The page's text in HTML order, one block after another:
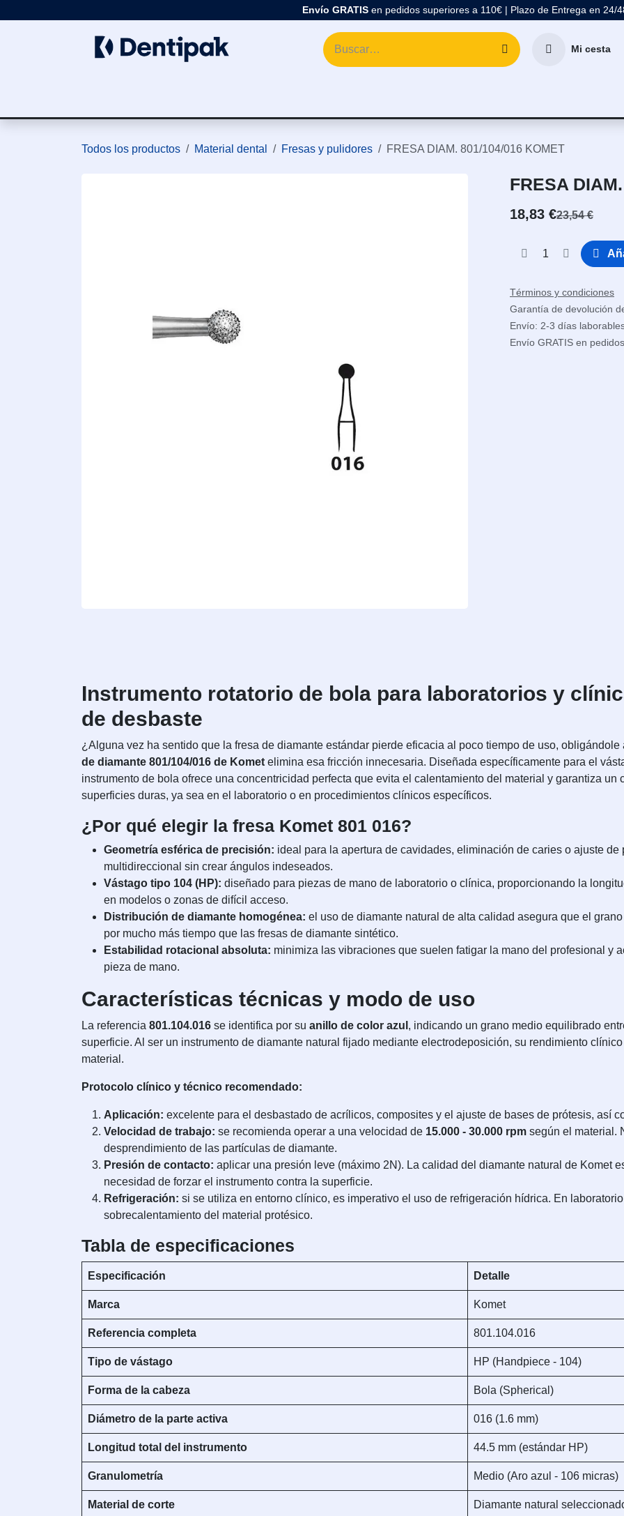
Envío GRATIS en pedidos superiores a 110€ | Plazo de Entrega en 24/
Mi cesta
Todos los productos Material dental Fresas y pulidores FRESA DIAM. 801/104/016 KOMET
FRESA
18,83 €23,54€
Términos y condiciones
Garantía de devolución
Envío: 2-3 días
Envío GRATIS en
Instrumento rotatorio de bola para laboratorios y
de desbaste
¿Alguna vez ha sentido que la fresa de diamante estándar pierde eficacia al poco tiempo de uso,
de diamante 801/104/016 de Komet elimina esa fricción innecesaria. Diseñada específicamente para el
instrumento de bola ofrece una concentricidad perfecta que evita el calentamiento del material y garantiza
superficies duras, ya sea en el laboratorio o en procedimientos clínicos específicos.
¿Por qué elegir la fresa Komet 801 016?
Geometría esférica de precisión: ideal para la apertura de cavidades, eliminación de caries o ajuste
multidireccional sin crear ángulos indeseados.
Vástago tipo 104 (HP): diseñado para piezas de mano de laboratorio o clínica, proporcionando la
en modelos o zonas de difícil acceso.
Distribución de diamante homogénea: el uso de diamante natural de alta calidad asegura que el
por mucho más tiempo que las fresas de diamante sintético.
Estabilidad rotacional absoluta: minimiza las vibraciones que suelen fatigar la mano del profesional y
pieza de mano.
Características técnicas y modo de uso
La referencia 801.104.016 se identifica por su anillo de color azul , indicando un grano medio equilibrado
superficie. Al ser un instrumento de diamante natural fijado mediante electrodeposición, su rendimiento
material.
Protocolo clínico y técnico recomendado:
Aplicación: excelente para el desbastado de acrílicos, composites y el ajuste de bases de prótesis, así
Velocidad de trabajo: se recomienda operar a una velocidad de 15.000 - 30.000 rpm según el material.
desprendimiento de las partículas de diamante.
Presión de contacto: aplicar una presión leve (máximo 2N). La calidad del diamante natural de Komet
necesidad de forzar el instrumento contra la superficie.
Refrigeración: si se utiliza en entorno clínico, es imperativo el uso de refrigeración hídrica. En
sobrecalentamiento del material protésico.
Tabla de especificaciones
Especificación Detalle
Marca Komet
Referencia completa 801.104.016
Tipo de vástago HP (Handpiece - 104)
Forma de la cabeza Bola (Spherical)
Diámetro de la parte activa 016 (1.6 mm)
Longitud total del instrumento 44.5 mm (estándar HP)
Granulometría Medio (Aro azul - 106 micras)
Material de corte Diamante natural